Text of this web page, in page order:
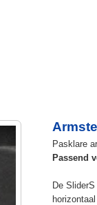
Pasklare
Passend
De